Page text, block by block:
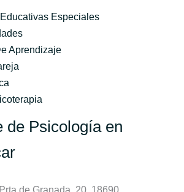
Especiales
Aprendizaje
de Psicología en
de Granada, 20, 18690